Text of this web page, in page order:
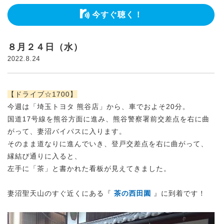
今すぐ聴く！
８月２４日（水）
2022.8.24
【ドライブ☆1700】
今週は「埼玉トヨタ 熊谷店」から、車でおよそ20分。
国道17号線を熊谷方面に進み、熊谷警察署前交差点を右に曲
がって、妻沼バイパスに入ります。
そのまま道なりに進んでいき、登戸交差点を右に曲がって、
縁結び通りに入ると、
左手に「茶」と書かれた看板が見えてきました。
妻沼聖天山のすぐ近くにある 『 茶の西田園 』に到着です！